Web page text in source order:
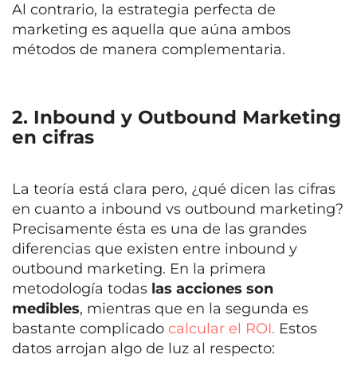
Al contrario, la estrategia perfecta de
marketing es aquella que aúna ambos
métodos de manera complementaria.
2. Inbound y Outbound Marketing
en cifras
La teoría está clara pero, ¿qué dicen las cifras
en cuanto a inbound vs outbound marketing?
Precisamente ésta es una de las grandes
diferencias que existen entre inbound y
outbound marketing. En la primera
metodología todas las acciones son
medibles, mientras que en la segunda es
bastante complicado calcular el ROI. Estos
datos arrojan algo de luz al respecto: